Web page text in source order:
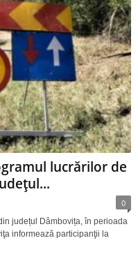
lucrărilor de
0
județul Dâmbovița, în perioada
informează participanţii la